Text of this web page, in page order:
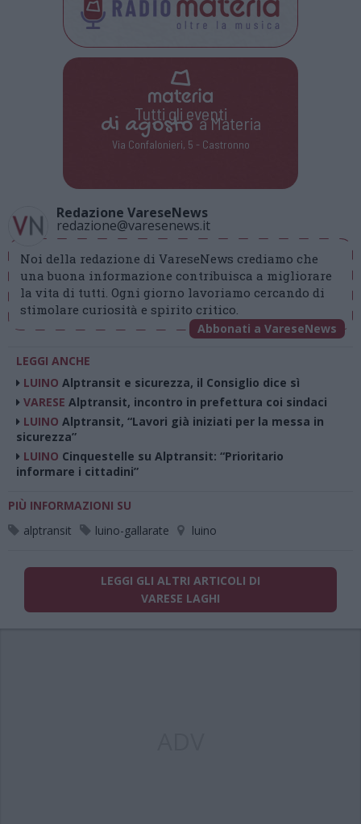
Tutti gli eventi
di agostoa Materia
Via Confalonieri, 5 - Castronno
Redazione VareseNews
redazione@varesenews.it
Noi della redazione di VareseNews crediamo che
una buona informazione contribuisca a migliorare
la vita di tutti. Ogni giorno lavoriamo cercando di
stimolare curiosità e spirito critico.
Abbonati a VareseNews
LEGGI ANCHE
LUINO Alptransit e sicurezza, il Consiglio dice sì
VARESE Alptransit, incontro in prefettura coi sindaci
LUINO Alptransit, “Lavori già iniziati per la messa in
sicurezza”
LUINO Cinquestelle su Alptransit: “Prioritario
informare i cittadini”
PIÙ INFORMAZIONI SU
alptransit
luino-gallarate luino
LEGGI GLI ALTRI ARTICOLI DI
VARESE LAGHI